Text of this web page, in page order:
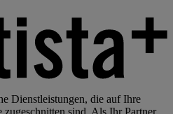
Dienstleistungen, die auf Ihre
zugeschnitten sind. Als Ihr Partner